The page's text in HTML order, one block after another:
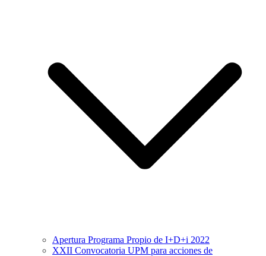
Apertura Programa Propio de I+D+i 2022
XXII Convocatoria UPM para acciones de